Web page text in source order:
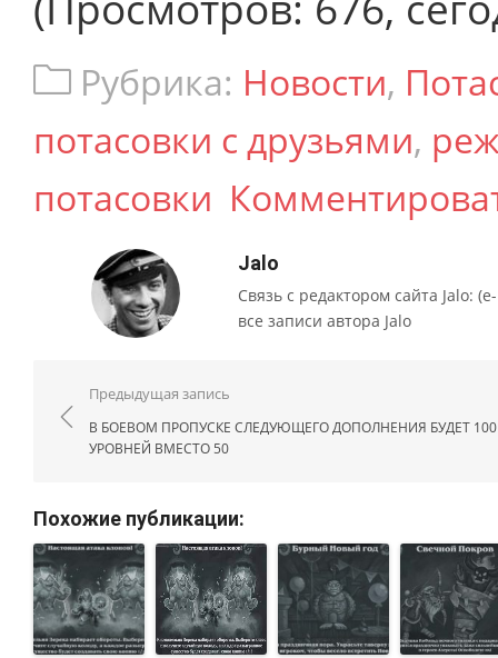
Рубрика: Новости,
потасовки с друзьями,
потасовки
Jalo
Связь с редактором сайта Jalo:
все записи автора Jalo
Навигация по записям
Предыдущая запись
В БОЕВОМ ПРОПУСКЕ СЛЕДУЮЩЕГО ДОПОЛНЕНИЯ БУДЕТ 100
УРОВНЕЙ ВМЕСТО 50
Похожие публикации: